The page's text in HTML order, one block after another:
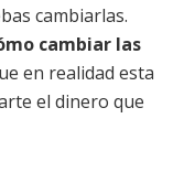
cambiarlas.
cambiar las
en realidad esta
el dinero que